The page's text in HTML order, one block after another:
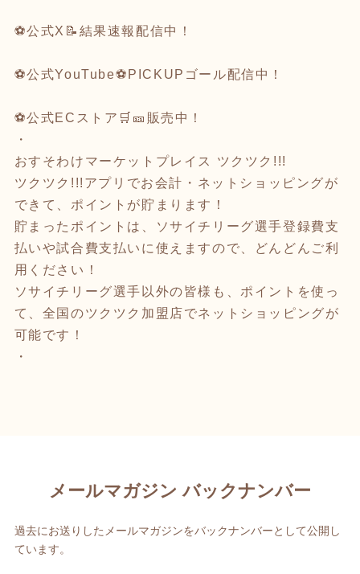
⚽公式X 📝結果速報配信中！
⚽公式YouTube⚽️PICKUPゴール配信中！
⚽公式ECストア 🛒🎫販売中！
・
おすそわけマーケットプレイス ツクツク!!!
ツクツク!!!アプリでお会計・ネットショッピングが
できて、ポイントが貯まります！
貯まったポイントは、ソサイチリーグ選手登録費支
払いや試合費支払いに使えますので、どんどんご利
用ください！
ソサイチリーグ選手以外の皆様も、ポイントを使っ
て、全国のツクツク加盟店でネットショッピングが
可能です！
・
メールマガジン バックナンバー
過去にお送りしたメールマガジンをバックナンバーとして公開し
ています。